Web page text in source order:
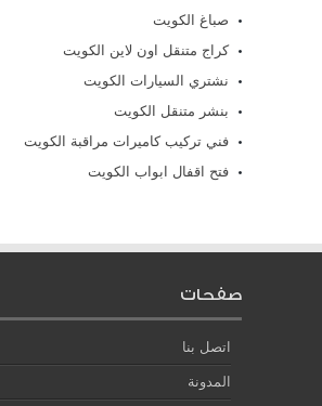
صباغ الكويت
كراج متنقل اون لاين الكويت
نشتري السيارات الكويت
بنشر متنقل الكويت
فني تركيب كاميرات مراقبة الكويت
فتح اقفال ابواب الكويت
صفحات
اتصل بنا
المدونة